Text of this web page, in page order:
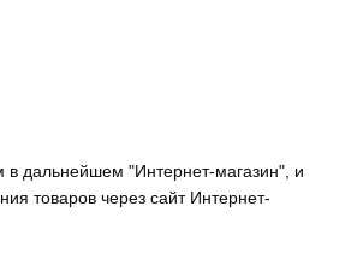
дальнейшем "Интернет-магазин", и
товаров через сайт Интернет-